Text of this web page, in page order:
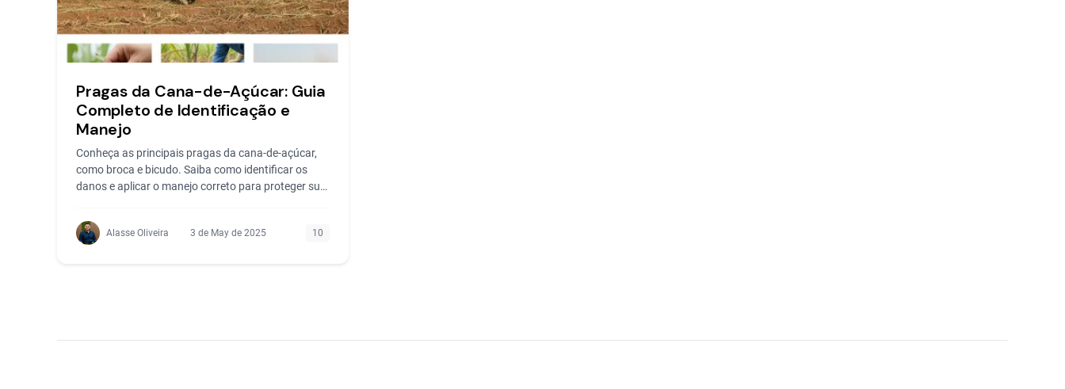
Pragas da Cana-de-Açúcar: Guia
Completo de Identificação e
Manejo
Conheça as principais pragas da cana-de-açúcar,
como broca e bicudo. Saiba como identificar os
danos e aplicar o manejo correto para proteger sua
Alasse Oliveira 3 de May de 2025 10